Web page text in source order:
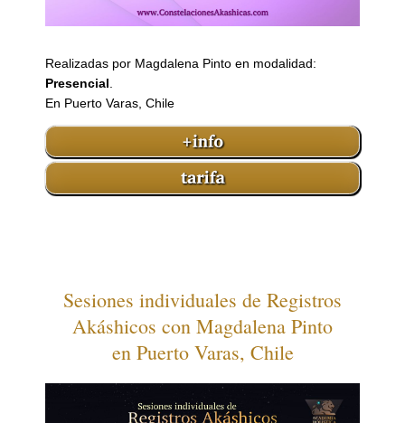
Realizadas por Magdalena Pinto en modalidad:
Presencial
En Puerto Varas, Chile
Sesiones individuales de Registros
Akáshicos con Magdalena Pinto
en Puerto Varas, Chile